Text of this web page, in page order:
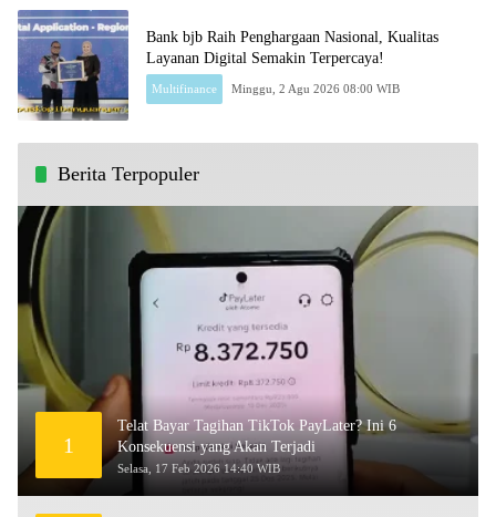
Bank bjb Raih Penghargaan Nasional, Kualitas
Layanan Digital Semakin Terpercaya!
Multifinance Minggu, 2 Agu 2026 08:00 WIB
Berita Terpopuler
1
Telat Bayar Tagihan TikTok PayLater? Ini 6
Konsekuensi yang Akan Terjadi
Selasa, 17 Feb 2026 14:40 WIB